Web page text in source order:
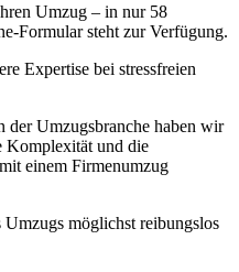
Umzug – in nur 58
Formular steht zur Verfügung.
Expertise bei stressfreien
der Umzugsbranche haben wir
Komplexität und die
einem Firmenumzug
möglichst reibungslos